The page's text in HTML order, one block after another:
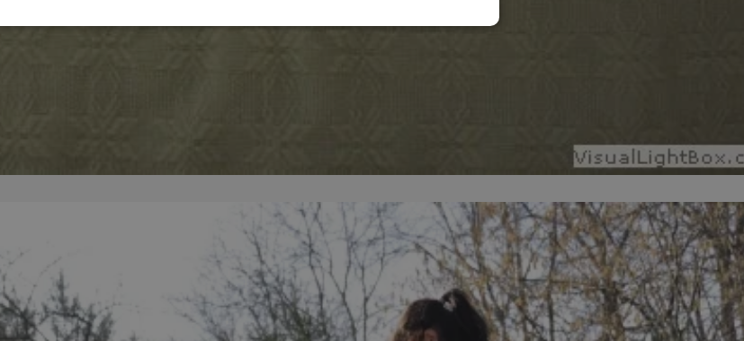
Targetowanie Funkcjonalność Niesklasyfikowane
plików cookie nie można prawidłowo korzystać ze strony internetowej.
pyskowice.com.pl
Ten plik cookie przechowuje identyfikator sesji.
Ten plik cookie przechowuje identyfikator sesji.
pyskowice.com.pl
Ten plik cookie przechowuje identyfikator sesji.